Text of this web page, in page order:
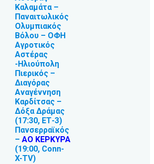
Καλαμάτα –
Παναιτωλικός
Ολυμπιακός
Βόλου – ΟΦΗ
Αγροτικός
Αστέρας
-Ηλιούπολη
Πιερικός –
Διαγόρας
Αναγέννηση
Καρδίτσας –
Δόξα Δράμας
(17:30, ΕΤ-3)
Πανσερραϊκός
– ΑΟ ΚΕΡΚΥΡΑ
(19:00, Conn-
X-TV)